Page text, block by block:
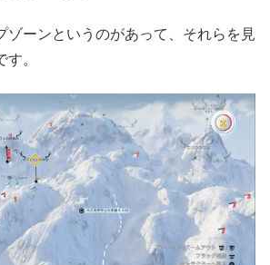
ゾーンというのがあって、それらを見
。